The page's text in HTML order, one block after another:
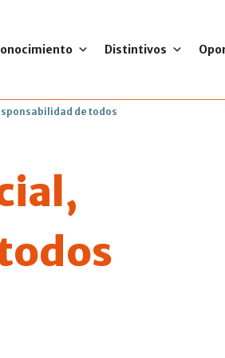
Distintivos
de todos